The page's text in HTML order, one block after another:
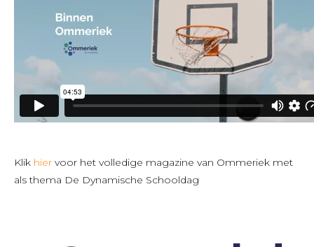
Klik hier voor het volledige magazine van Ommeriek met
als thema De Dynamische Schooldag